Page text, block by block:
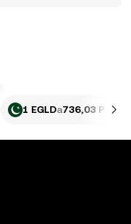
1 EGLDa736,03 PKR